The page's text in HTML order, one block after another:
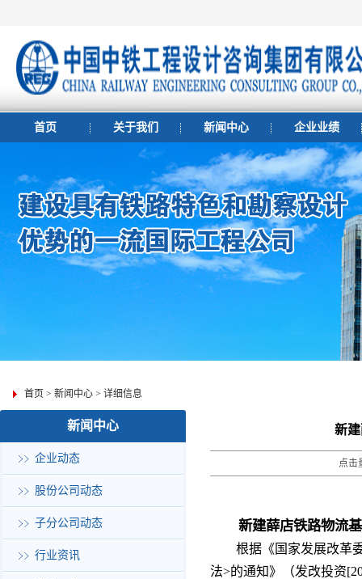
首页 关于我们 新闻中心 企业业绩
首页 > 新闻中心 > 详细信息
新闻中心
企业动态
股份公司动态
子分公司动态
行业资讯
新
点
新建薛店铁路物流
根据《国家发展改革
法>的通知》（发改投资